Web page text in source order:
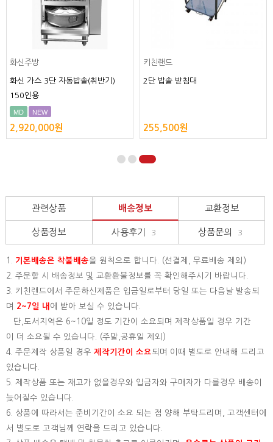
업소용 가스취반기 내솥 RKB-50N
185,000원
업소용 가스취반기 내솥
관련상품 배송정보 교환정보
상품정보 사용후기 3 상품문의 3
1. 기본배송은 착불배송을 원칙으로 합니다. (선결제, 무료배송 제외)
2. 주문할 시 배송정보 및 교환환불정보를 꼭 확인해주시기 바랍니다.
3. 키친랜드에서 주문하신제품은 입금일로부터 당일 또는 다음날 발송되
며
2~7일 내 에 받아 보실 수 있습니다.
단,도서지역은 6~10일 정도 기간이 소요되며 제작상품일 경우 기간
이 더 소요될 수 있습니다. (주말,공휴일 제외)
4. 주문제작 상품일 경우 제작기간이 소요되며 이때 별도로 안내해 드리고
있습니다.
5. 제작상품 또는 재고가 없을경우와 입금자와 구매자가 다를경우 배송이
늦어질수 있습니다.
6. 상품에 따라서는 준비기간이 소요 되는 점 양해 부탁드리며, 고객센터에
서 별도로 고객님께 연락을 드리고 있습니다.